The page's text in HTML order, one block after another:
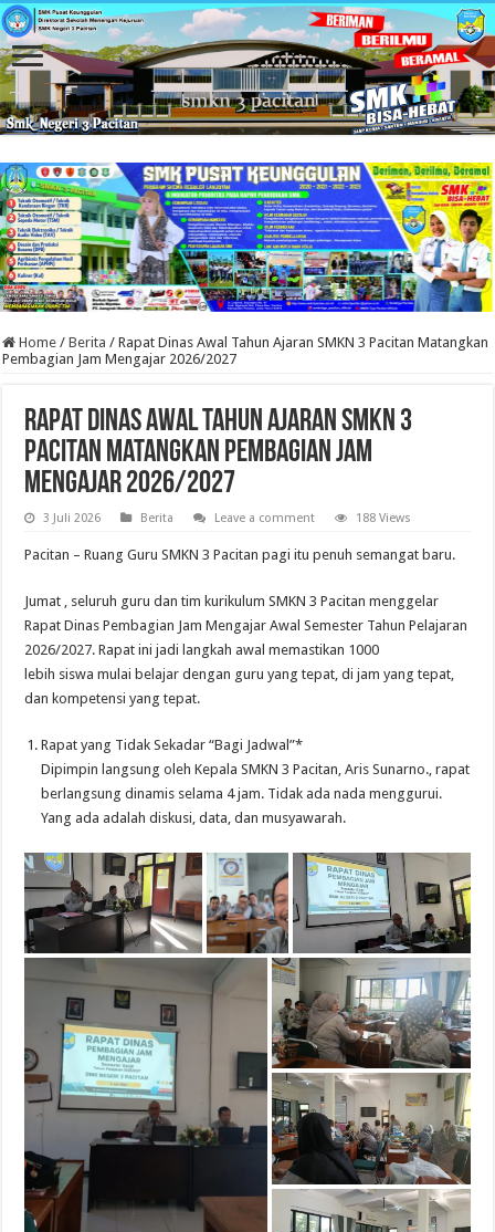
Home / Berita / Rapat Dinas Awal Tahun Ajaran SMKN 3 Pacitan Matangkan
Pembagian Jam Mengajar 2026/2027
Rapat Dinas Awal Tahun Ajaran SMKN 3
Pacitan Matangkan Pembagian Jam
Mengajar 2026/2027
3 Juli 2026 Berita Leave a comment 188 Views
Pacitan – Ruang Guru SMKN 3 Pacitan pagi itu penuh semangat baru.
Jumat , seluruh guru dan tim kurikulum SMKN 3 Pacitan menggelar
Rapat Dinas Pembagian Jam Mengajar Awal Semester Tahun Pelajaran
2026/2027. Rapat ini jadi langkah awal memastikan 1000
lebih siswa mulai belajar dengan guru yang tepat, di jam yang tepat,
dan kompetensi yang tepat.
Rapat yang Tidak Sekadar “Bagi Jadwal”*
Dipimpin langsung oleh Kepala SMKN 3 Pacitan, Aris Sunarno., rapat
berlangsung dinamis selama 4 jam. Tidak ada nada menggurui.
Yang ada adalah diskusi, data, dan musyawarah.